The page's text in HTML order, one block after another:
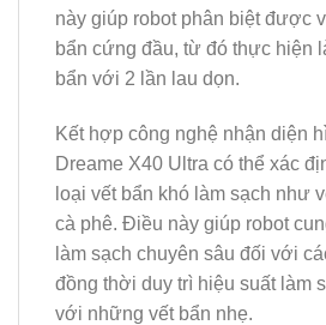
này giúp robot phân biệt được
bẩn cứng đầu, từ đó thực hiện
bẩn với 2 lần lau dọn.
Kết hợp công nghệ nhận diện
Dreame X40 Ultra có thể xác
loại vết bẩn khó làm sạch như
cà phê. Điều này giúp robot
làm sạch chuyên sâu đối với
đồng thời duy trì hiệu suất làm
với những vết bẩn nhẹ.